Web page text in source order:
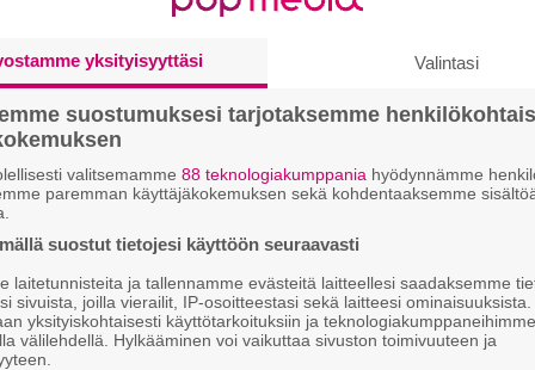
yksityisyyttäsi Valintasi
suostumuksesi tarjotaksemme
valitsemamme 88 teknologiakumppania hyödynnämme
paremman käyttäjäkokemuksen sekä kohdentaaksemme
suostut tietojesi käyttöön seuraavasti
laitetunnisteita ja tallennamme evästeitä laitteellesi saadaksemme
sivuista, joilla vierailit, IP-osoitteestasi sekä laitteesi
yksityiskohtaisesti käyttötarkoituksiin ja teknologiakumppaneihimme
välilehdellä. Hylkääminen voi vaikuttaa sivuston toimivuuteen ja